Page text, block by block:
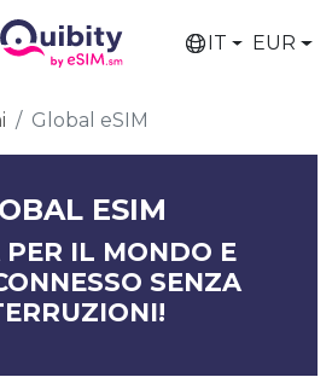
IT EUR
Global eSIM
ESIM
PER IL MONDO E
SENZA